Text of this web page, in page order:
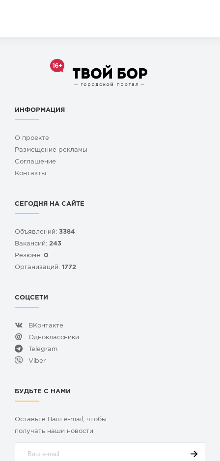
ИНФОРМАЦИЯ
О проекте
Размещение рекламы
Cоглашение
Контакты
СЕГОДНЯ НА САЙТЕ
Объявлений: 3384
Вакансий: 243
Резюме: 0
Организаций: 1772
СОЦСЕТИ
ВКонтакте
Одноклассники
Telegram
Viber
БУДЬТЕ С НАМИ
Оставьте Ваш e-mail, чтобы
получать наши новости